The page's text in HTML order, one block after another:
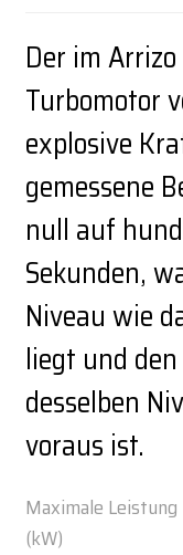
Der im
Turbomotor
explosive
gemessene
null auf
Sekunden,
Niveau wie
liegt und
desselben
voraus ist.
Maximale Leistung
(kW)